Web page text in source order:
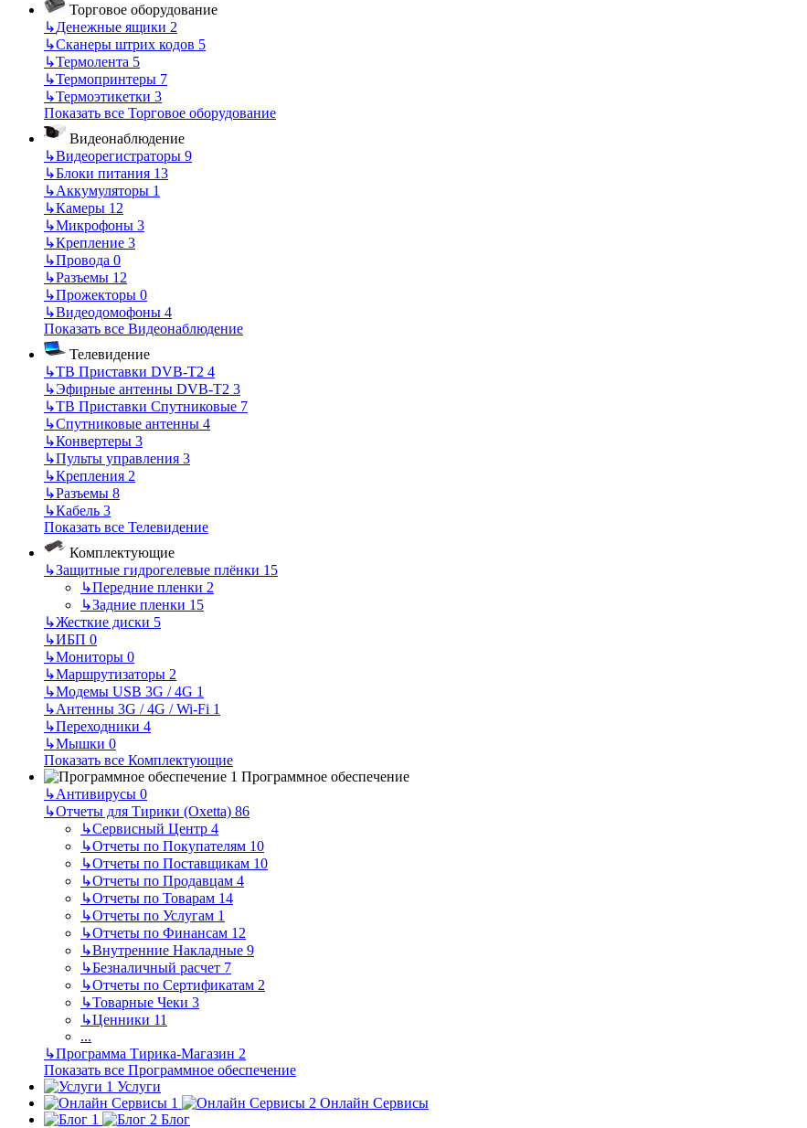
Торговое оборудование
↳Денежные ящики 2
↳Сканеры штрих кодов 5
↳Термолента 5
↳Термопринтеры 7
↳Термоэтикетки 3
Показать все Торговое оборудование
Видеонаблюдение
↳Видеорегистраторы 9
↳Блоки питания 13
↳Аккумуляторы 1
↳Камеры 12
↳Микрофоны 3
↳Крепление 3
↳Провода 0
↳Разъемы 12
↳Прожекторы 0
↳Видеодомофоны 4
Показать все Видеонаблюдение
Телевидение
↳ТВ Приставки DVB-T2 4
↳Эфирные антенны DVB-T2 3
↳ТВ Приставки Спутниковые 7
↳Спутниковые антенны 4
↳Конвертеры 3
↳Пульты управления 3
↳Крепления 2
↳Разъемы 8
↳Кабель 3
Показать все Телевидение
Комплектующие
↳Защитные гидрогелевые плёнки 15
↳Передние пленки 2
↳Задние пленки 15
↳Жесткие диски 5
↳ИБП 0
↳Мониторы 0
↳Маршрутизаторы 2
↳Модемы USB 3G / 4G 1
↳Антенны 3G / 4G / Wi-Fi 1
↳Переходники 4
↳Мышки 0
Показать все Комплектующие
Программное обеспечение
↳Антивирусы 0
↳Отчеты для Тирики (Oxetta) 86
↳Сервисный Центр 4
↳Отчеты по Покупателям 10
↳Отчеты по Поставщикам 10
↳Отчеты по Продавцам 4
↳Отчеты по Товарам 14
↳Отчеты по Услугам 1
↳Отчеты по Финансам 12
↳Внутренние Накладные 9
↳Безналичный расчет 7
↳Отчеты по Сертификатам 2
↳Товарные Чеки 3
↳Ценники 11
...
↳Программа Тирика-Магазин 2
Показать все Программное обеспечение
Услуги
Онлайн Сервисы
Блог